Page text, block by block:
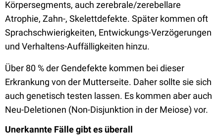
Körpersegments, auch zerebrale/zerebellare
Atrophie, Zahn-, Skelettdefekte. Später kommen oft
Sprachschwierigkeiten, Entwickungs-Verzögerungen
und Verhaltens-Auffälligkeiten hinzu.
Über 80 % der Gendefekte kommen bei dieser
Erkrankung von der Mutterseite. Daher sollte sie sich
auch genetisch testen lassen. Es kommen aber auch
Neu-Deletionen (Non-Disjunktion in der Meiose) vor.
Unerkannte Fälle gibt es überall